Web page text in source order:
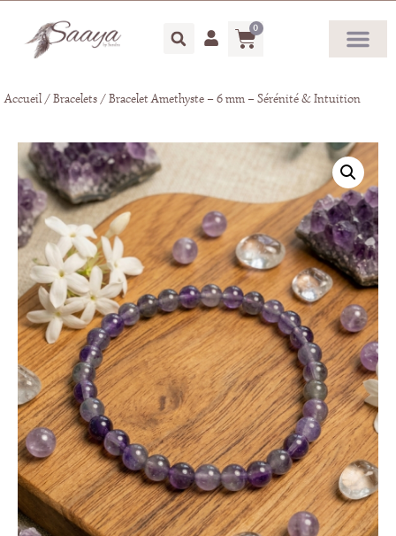
0
Accueil/Bracelets / Bracelet Amethyste – 6 mm – Sérénité & Intuition